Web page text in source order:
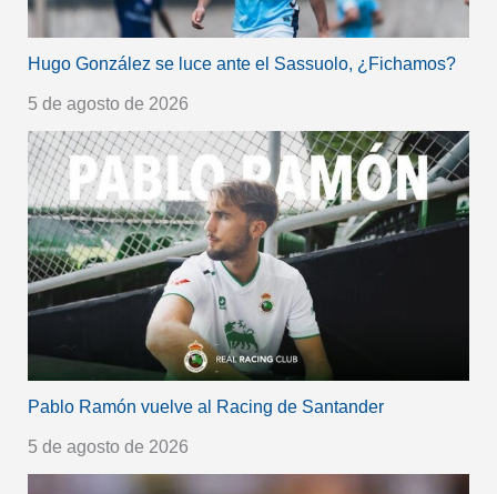
Hugo González se luce ante el Sassuolo, ¿Fichamos?
5 de agosto de 2026
Pablo Ramón vuelve al Racing de Santander
5 de agosto de 2026